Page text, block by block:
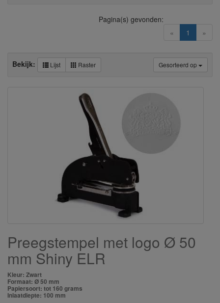
« 1 (current)
»
Pagina(s) gevonden:
Gesorteerd op
Bekijk: Lijst Raster
Preegstempel met logo Ø 50
mm Shiny ELR
Kleur: Zwart
Formaat: Ø 50 mm
Papiersoort: tot 160 grams
Inlaatdiepte: 100 mm